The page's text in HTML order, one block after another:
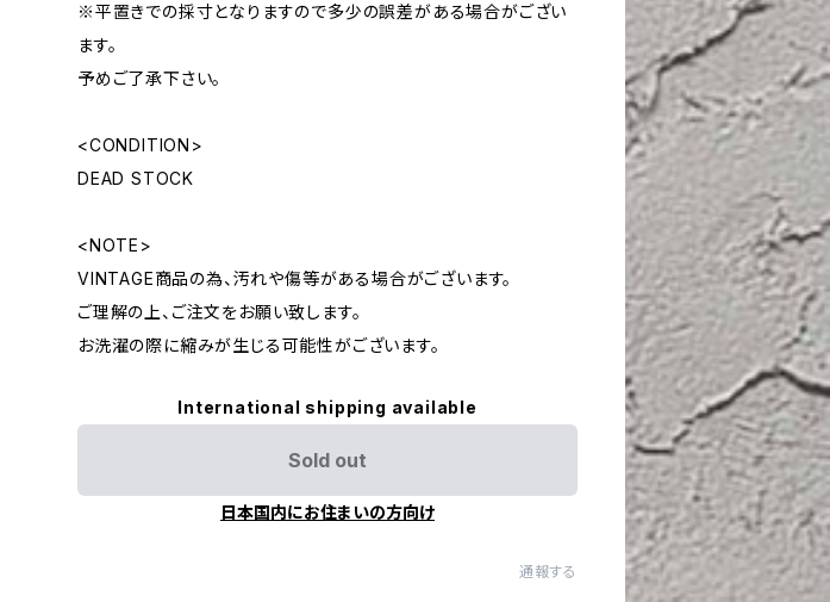
※平置きでの採寸となりますので多少の誤差がある場合がござい
ます。
予めご了承下さい。
<CONDITION>
DEAD STOCK
<NOTE>
VINTAGE商品の為、汚れや傷等がある場合がございます。
ご理解の上、ご注文をお願い致します。
お洗濯の際に縮みが生じる可能性がございます。
International shipping available
Sold out
日本国内にお住まいの方向け
通報する